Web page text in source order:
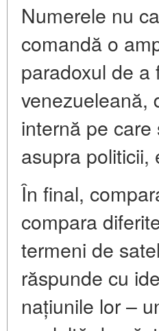
Numerele nu
comandă o
paradoxul de
venezueleană,
internă pe
asupra politicii,
În final,
compara
termeni de
răspunde cu
națiunile lor –